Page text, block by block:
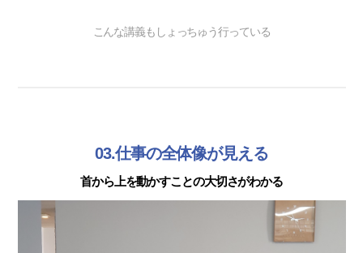
こんな講義もしょっちゅう行っている
03.仕事の全体像が見える
首から上を動かすことの大切さがわかる